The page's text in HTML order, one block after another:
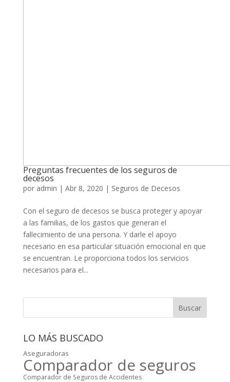
Preguntas frecuentes de los seguros de
decesos
por admin | Abr 8, 2020 | Seguros de Decesos
Con el seguro de decesos se busca proteger y apoyar
a las familias, de los gastos que generan el
fallecimiento de una persona. Y darle el apoyo
necesario en esa particular situación emocional en que
se encuentran. Le proporciona todos los servicios
necesarios para el...
Buscar
LO MÁS BUSCADO
Aseguradoras
Comparador de seguros
Comparador de Seguros de Accidentes